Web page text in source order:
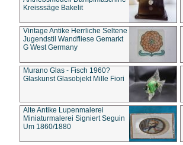
Kreisssäge Bakelit
Vintage Antike Herrliche Seltene
Jugendstil Wandfliese Gemarkt
G West Germany
Murano Glas - Fisch 1960?
Glaskunst Glasobjekt Mille Fiori
Alte Antike Lupenmalerei
Miniaturmalerei Signiert Seguin
Um 1860/1880